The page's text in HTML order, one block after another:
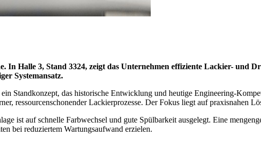
In Halle 3, Stand 3324, zeigt das Unternehmen effiziente Lackier- und
Systemansatz.
Standkonzept, das historische Entwicklung und heutige Engineering-
ressourcenschonender Lackierprozesse. Der Fokus liegt auf praxisnahen
ist auf schnelle Farbwechsel und gute Spülbarkeit ausgelegt. Eine
bei reduziertem Wartungsaufwand erzielen.